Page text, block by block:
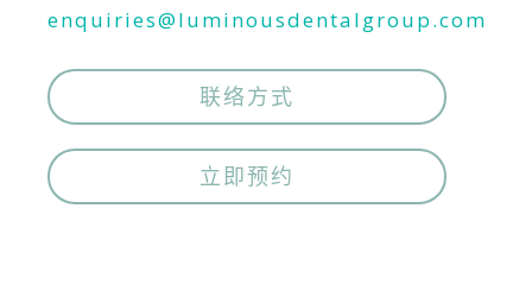
enquiries@luminousdentalgroup.com
联络方式
立即预约